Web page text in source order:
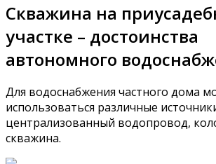
Скважина на
участке – достоинства
автономного
Для водоснабжения частного дома
использоваться различные
централизованный водопровод,
скважина.